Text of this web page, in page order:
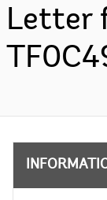
Letter